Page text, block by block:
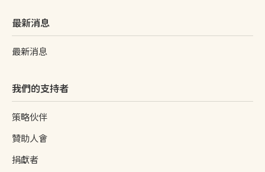
最新消息
最新消息
我們的支持者
策略伙伴
贊助人會
捐獻者